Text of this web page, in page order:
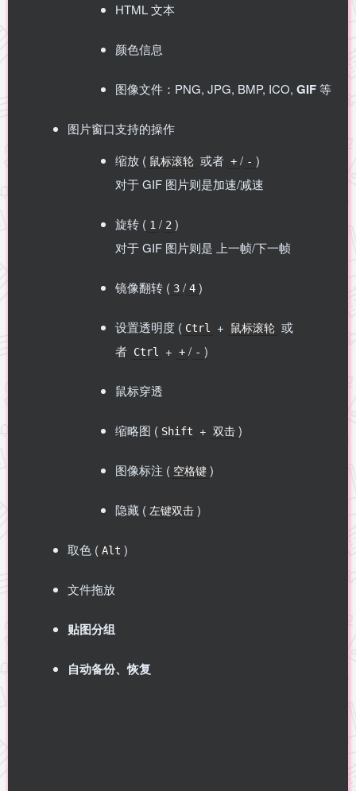
HTML 文本
颜色信息
图像文件：PNG, JPG, BMP, ICO, GIF等
图片窗口支持的操作
缩放 ( 鼠标滚轮 或者 + / - )
对于 GIF 图片则是加速/减速
旋转 ( 1 / 2 )
对于 GIF 图片则是 上一帧/下一帧
镜像翻转 ( 3 / 4 )
设置透明度 ( Ctrl + 鼠标滚轮 或
者 Ctrl + + / - )
鼠标穿透
缩略图 ( Shift + 双击 )
图像标注 ( 空格键 )
隐藏 ( 左键双击 )
取色 ( Alt )
文件拖放
贴图分组
自动备份、恢复